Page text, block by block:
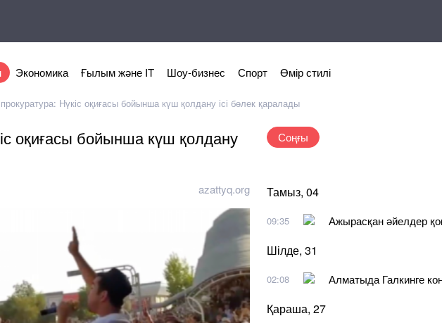
Экономика Ғылым және IT Шоу-бизнес Спорт Өмір стилі
Нүкіс оқиғасы бойынша күш қолдану ісі бөлек қаралады
оқиғасы бойынша күш қолдану
azattyq.org
Соңғы
Тамыз, 04
09:35 Ажырасқан әйелдер
Шілде, 31
02:08 Алматыда Галкинге
Қараша, 27